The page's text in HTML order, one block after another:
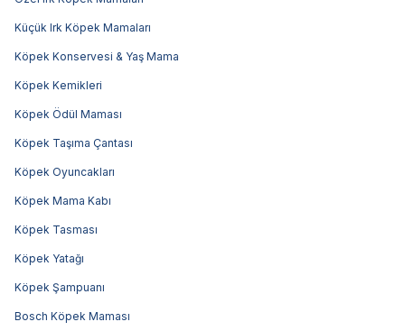
Küçük Irk Köpek Mamaları
Köpek Konservesi & Yaş Mama
Köpek Kemikleri
Köpek Ödül Maması
Köpek Taşıma Çantası
Köpek Oyuncakları
Köpek Mama Kabı
Köpek Tasması
Köpek Yatağı
Köpek Şampuanı
Bosch Köpek Maması